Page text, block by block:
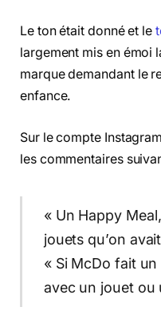
Le ton était donné et le
largement mis en émoi
marque demandant le
enfance.
Sur le compte
les commentaires
« Un Happy
jouets qu’on
« Si McDo fait
avec un jouet ou